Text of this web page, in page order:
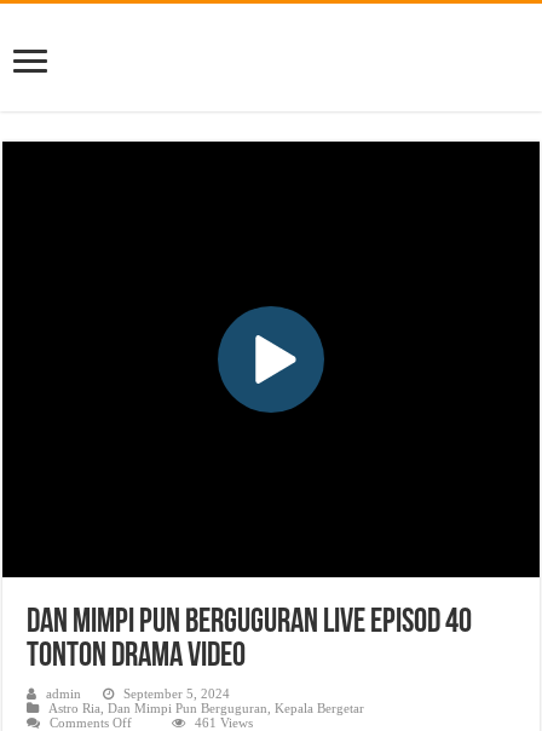
Dan Mimpi Pun Berguguran Live Episod 40
Tonton Drama Video
admin
September 5, 2024
Astro Ria ,Dan Mimpi Pun Berguguran ,Kepala Bergetar
Comments Offon
461 Views